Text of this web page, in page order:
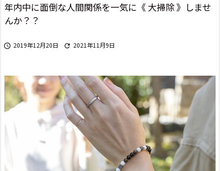
年内中に面倒な人間関係を一気に《 大掃除 》しませ
んか？？
 2019年12月20日  2021年11月9日